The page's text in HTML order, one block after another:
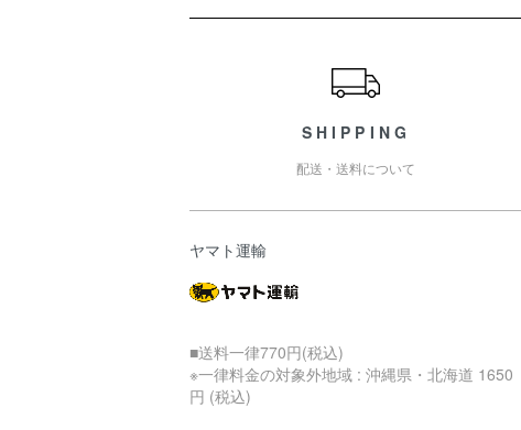
SHIPPING
配送・送料について
ヤマト運輸
■送料一律770円(税込)
※一律料金の対象外地域 : 沖縄県・北海道 1650
円 (税込)